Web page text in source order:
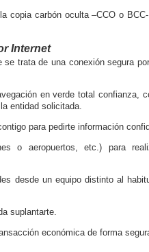
copia carbón oculta –CCO o
Internet
trata de una conexión segura
en verde total confianza,
entidad solicitada.
para pedirte información
o aeropuertos, etc.) para
desde un equipo distinto al
suplantarte.
económica de forma